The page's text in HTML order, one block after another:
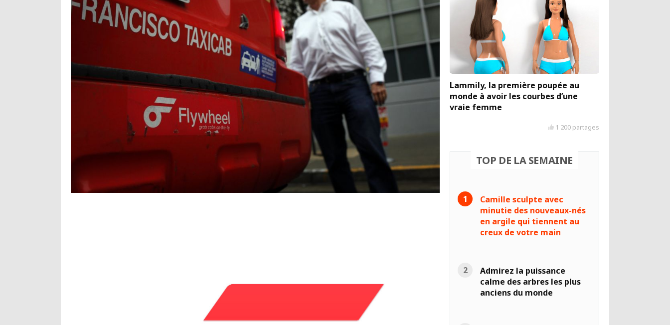
Lammily, la première poupée au
monde à avoir les courbes d’une
vraie femme
1 200 partages
TOP DE LA SEMAINE
Camille sculpte avec
minutie des nouveaux-nés
en argile qui tiennent au
creux de votre main
Admirez la puissance
calme des arbres les plus
anciens du monde